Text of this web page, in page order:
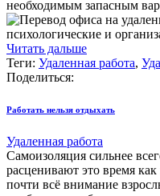
необходимым запасным
Читать дальше
Теги: Удаленная работа,
Поделиться:
Работать нельзя отдыхать
Удаленная работа
Самоизоляция сильнее
расценивают это время
почти всё внимание